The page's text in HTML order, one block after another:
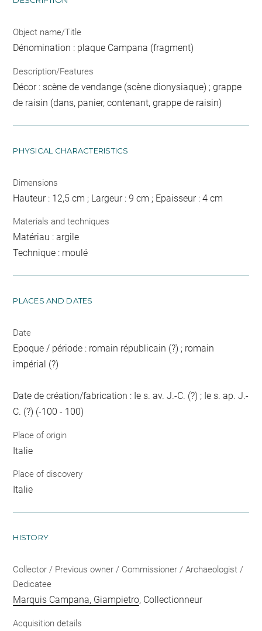
Object name/Title
Dénomination : plaque Campana (fragment)
Description/Features
Décor : scène de vendange (scène dionysiaque) ; grappe
de raisin (dans, panier, contenant, grappe de raisin)
PHYSICAL CHARACTERISTICS
Dimensions
Hauteur : 12,5 cm ; Largeur : 9 cm ; Epaisseur : 4 cm
Materials and techniques
Matériau : argile
Technique : moulé
PLACES AND DATES
Date
Epoque / période : romain républicain (?) ; romain
impérial (?)
Date de création/fabrication : Ie s. av. J.-C. (?) ; Ie s. ap. J.-
C. (?) (-100 - 100)
Place of origin
Italie
Place of discovery
Italie
HISTORY
Collector / Previous owner / Commissioner / Archaeologist /
Dedicatee
Marquis Campana, Giampietro, Collectionneur
Acquisition details